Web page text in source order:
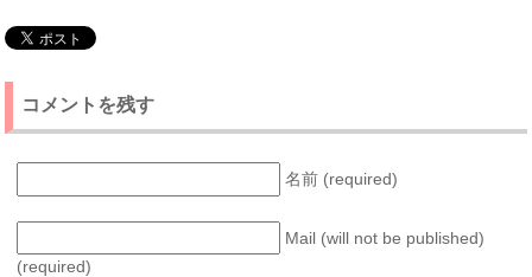
コメントを残す
名前 (required)
Mail (will not be published)
(required)